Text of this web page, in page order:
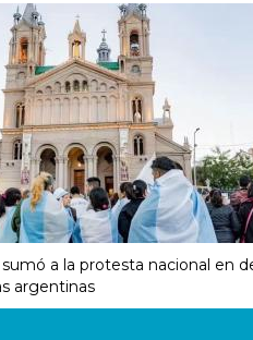
sumó a la protesta nacional en
argentinas